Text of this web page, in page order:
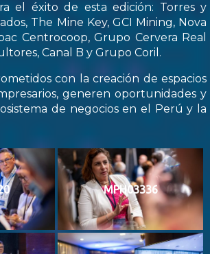
el éxito de esta edición: Torres y
The Mine Key, GCI Mining, Nova
Centrocoop, Grupo Cervera Real
Canal B y Grupo Coril.
con la creación de espacios
generen oportunidades y
de negocios en el Perú y la
MPH03336